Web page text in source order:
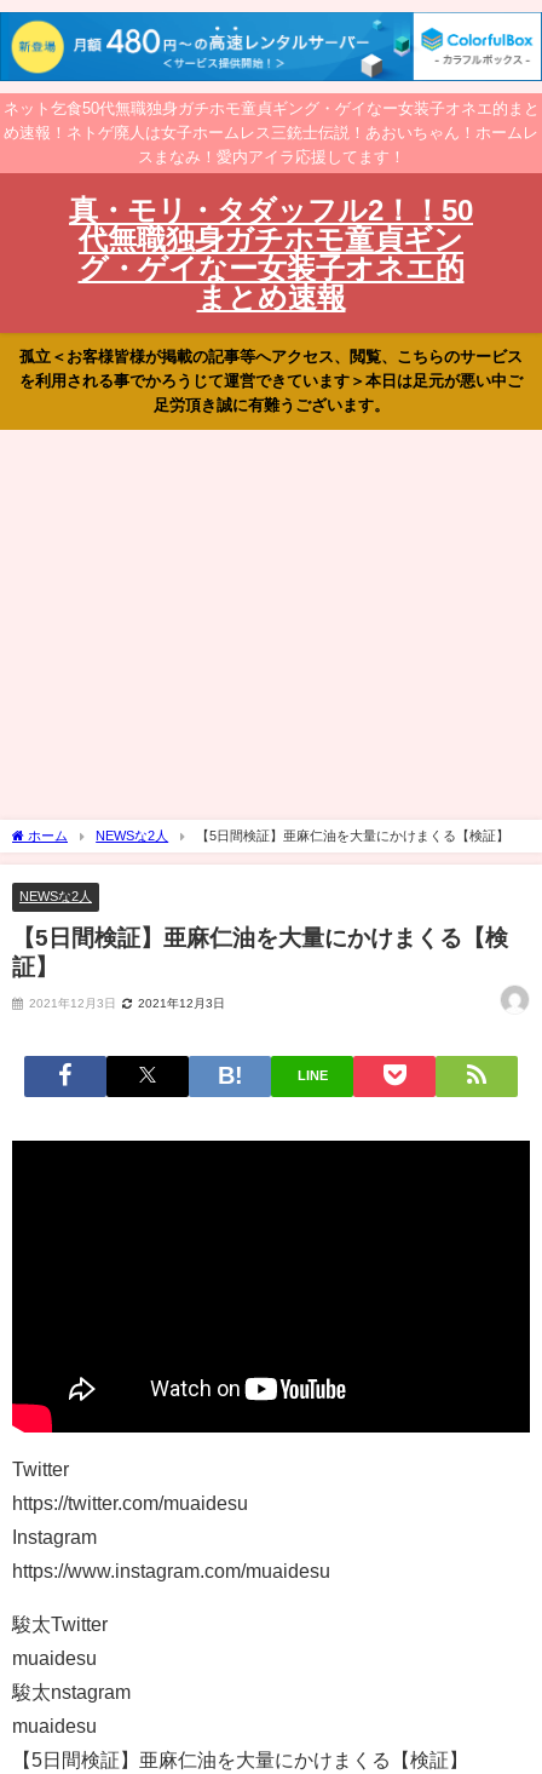
ネット乞食50代無職独身ガチホモ童貞ギング・ゲイなー女装子オネエ的まと
め速報！ネトゲ廃人は女子ホームレス三銃士伝説！あおいちゃん！ホームレ
スまなみ！愛内アイラ応援してます！
真・モリ・タダッフル2！！50
代無職独身ガチホモ童貞ギン
グ・ゲイなー女装子オネエ的
まとめ速報
孤立＜お客様皆様が掲載の記事等へアクセス、閲覧、こちらのサービス
を利用される事でかろうじて運営できています＞本日は足元が悪い中ご
足労頂き誠に有難うございます。
ホーム NEWSな2人 【5日間検証】亜麻仁油を大量にかけまくる【検証】
NEWSな2人
【5日間検証】亜麻仁油を大量にかけまくる【検
証】
2021年12月3日 2021年12月3日
LINE
Twitter
https://twitter.com/muaidesu
Instagram
https://www.instagram.com/muaidesu
駿太Twitter
muaidesu
駿太nstagram
muaidesu
【5日間検証】亜麻仁油を大量にかけまくる【検証】